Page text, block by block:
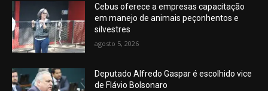
Cebus oferece a empresas capacitação
em manejo de animais peçonhentos e
silvestres
agosto 5, 2026
Deputado Alfredo Gaspar é escolhido vice
de Flávio Bolsonaro